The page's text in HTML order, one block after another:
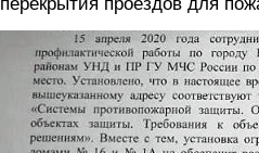
перекрытия проездов для
0rf5moc6wfm.jpg